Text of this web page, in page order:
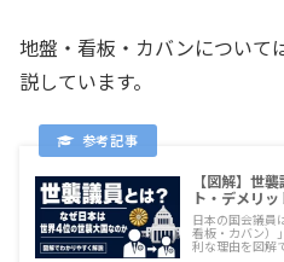
地盤・看板・カバンについて
説しています。
【図解】世
ト・デメリ
日本の国会議員
看板・カバン）
利な理由を図解